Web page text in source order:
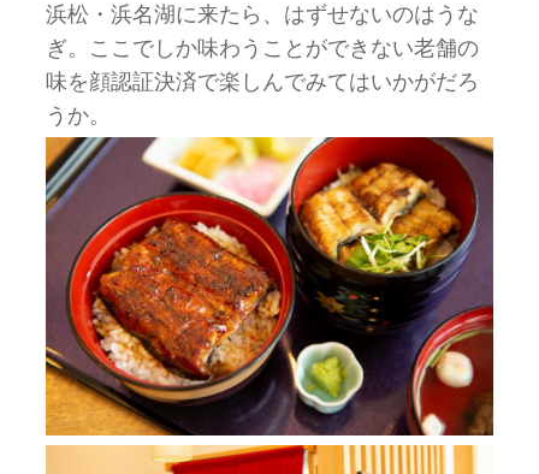
浜松・浜名湖に来たら、はずせないのはうな
ぎ。ここでしか味わうことができない老舗の
味を顔認証決済で楽しんでみてはいかがだろ
うか。